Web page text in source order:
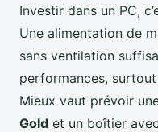
Investir dans un PC,
Une alimentation de
sans ventilation
performances,
Mieux vaut prévoir
Gold et un boîtier